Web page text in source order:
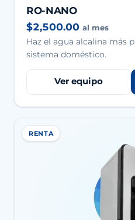
RO-NANO
$2,500.00 al mes
Haz el agua alcalina más
sistema doméstico.
Ver equipo
RENTA